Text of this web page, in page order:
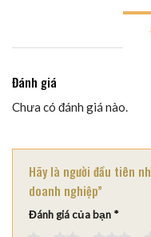
Đánh giá
Chưa có đánh giá nào.
Hãy là người đầu tiên
doanh nghiệp”
Đánh giá của bạn *